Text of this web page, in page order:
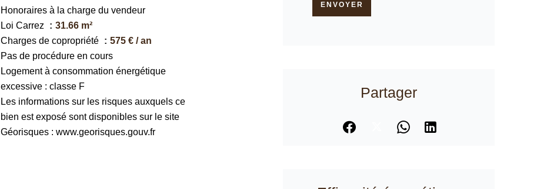
Honoraires à la charge du vendeur
Loi Carrez
31.66 m²
Charges de copropriété
575 € / an
Pas de procédure en cours
Logement à consommation énergétique
excessive : classe F
Les informations sur les risques auxquels ce
bien est exposé sont disponibles sur le site
Géorisques : www.georisques.gouv.fr
ENVOYER
Partager